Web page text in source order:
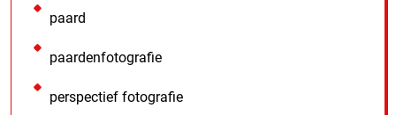
paard
paardenfotografie
perspectief fotografie